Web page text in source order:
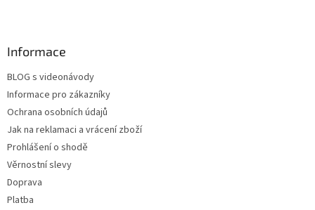
Informace
BLOG s videonávody
Informace pro zákazníky
Ochrana osobních údajů
Jak na reklamaci a vrácení zboží
Prohlášení o shodě
Věrnostní slevy
Doprava
Platba